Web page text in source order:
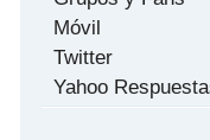
Móvil
Twitter
Yahoo